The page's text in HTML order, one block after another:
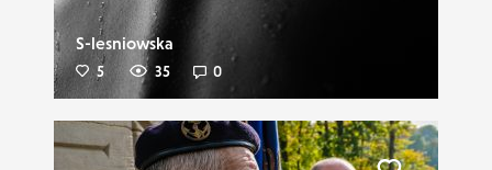
S-lesniowska
5 35 0